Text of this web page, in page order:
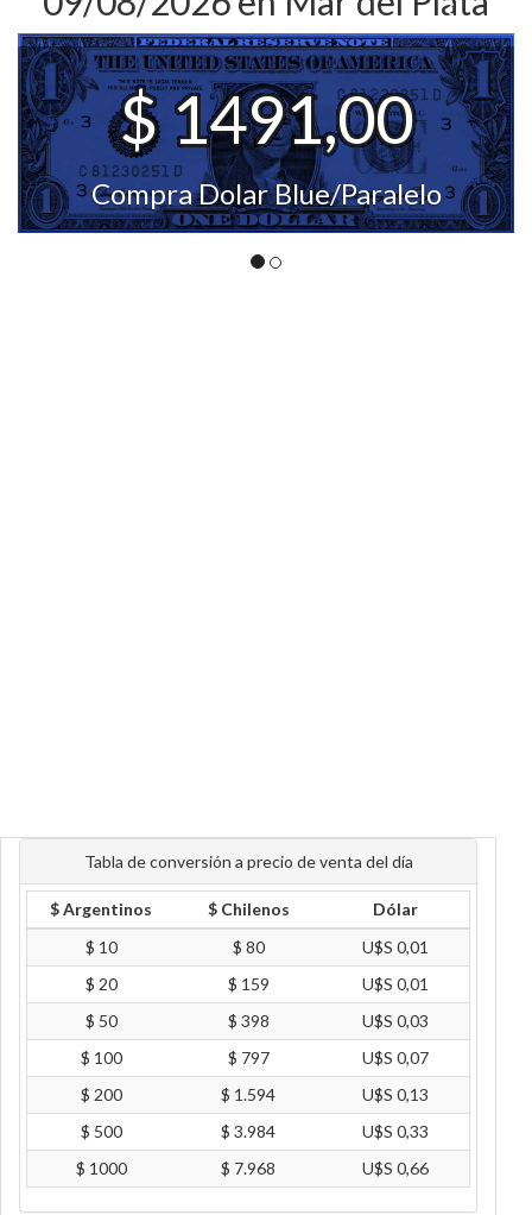
$ 1491,00
Compra Dolar Blue/Paralelo
Ant
Tabla de conversión a precio de venta del día
$ Argentinos $ Chilenos
Dólar
$ 10
$ 80
U$S 0,01
$ 20
$ 159
U$S 0,01
$ 50
$ 398
U$S 0,03
$ 100
$ 797
U$S 0,07
$ 200
$ 1.594
U$S 0,13
$ 500
$ 3.984
U$S 0,33
$ 1000
$ 7.968 U$S 0,66